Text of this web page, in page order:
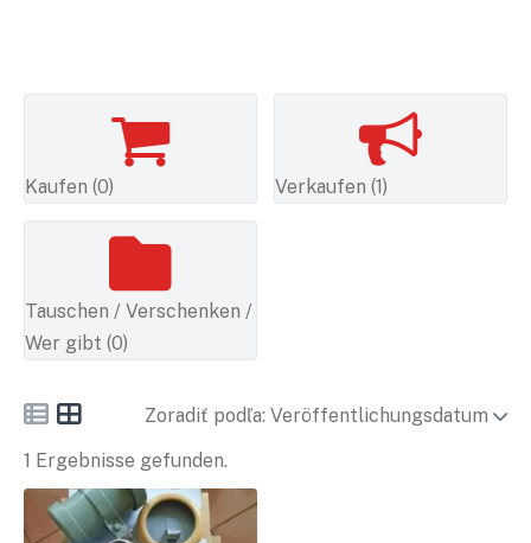
Kaufen (0) Verkaufen (1)
Tauschen / Verschenken /
Wer gibt (0)
Zoradiť podľa: Veröffentlichungsdatum
1 Ergebnisse gefunden.